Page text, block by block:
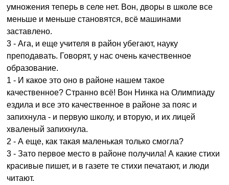
умножения теперь в селе нет. Вон, дворы в школе все
меньше и меньше становятся, всё машинами
заставлено.
3 - Ага, и еще учителя в район убегают, науку
преподавать. Говорят, у нас очень качественное
образование.
1 - И какое это оно в районе нашем такое
качественное? Странно всё! Вон Нинка на Олимпиаду
ездила и все это качественное в районе за пояс и
запихнула - и первую школу, и вторую, и их лицей
хваленый запихнула.
2 - А еще, как такая маленькая только смогла?
3 - Зато первое место в районе получила! А какие стихи
красивые пишет, и в газете те стихи печатают, и люди
читают.